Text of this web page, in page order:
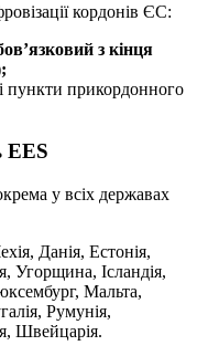
кордонів ЄС:
з кінця
пункти прикордонного
EES
у всіх державах
Данія, Естонія,
Угорщина, Ісландія,
Мальта,
Румунія,
Швейцарія.